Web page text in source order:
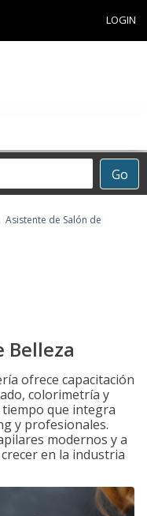
LOGIN
Go
Asistente de Salón de
Belleza
ofrece capacitación
colorimetría y
que integra
y profesionales.
modernos y a
en la industria